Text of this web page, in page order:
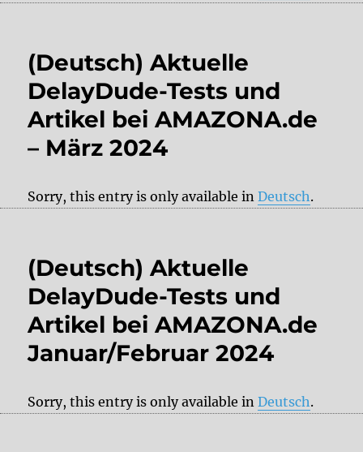
(Deutsch) Aktuelle
DelayDude-Tests und
Artikel bei AMAZONA.de
– März 2024
Sorry, this entry is only available inDeutsch.
(Deutsch) Aktuelle
DelayDude-Tests und
Artikel bei AMAZONA.de
Januar/Februar 2024
Sorry, this entry is only available inDeutsch.